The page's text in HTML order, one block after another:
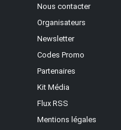
Nous contacter
Organisateurs
Newsletter
Codes Promo
Partenaires
Kit Média
Flux RSS
Mentions légales